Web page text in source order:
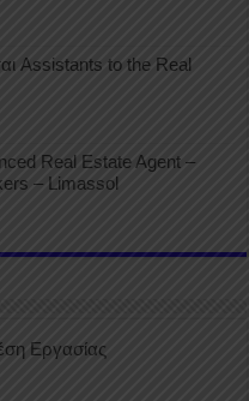
Assistants to the Real
Real Estate Agent –
– Limassol
Εργασίας